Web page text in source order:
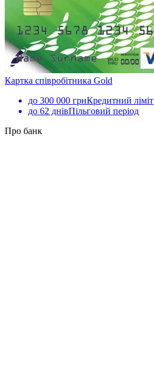
Картка співробітника Gold
до 300 000 грнКредитний ліміт
до 62 днівПільговий період
Про банк